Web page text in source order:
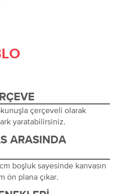
çerçeveli olarak
yaratabilirsiniz.
ARASINDA
boşluk sayesinde kanvasın
ön plana çıkar.